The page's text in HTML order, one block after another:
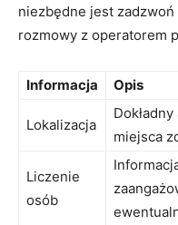
niezbędne jest
rozmowy z operatorem
Informacja Opis
Lokalizacja
miejsca
Liczenie
osób